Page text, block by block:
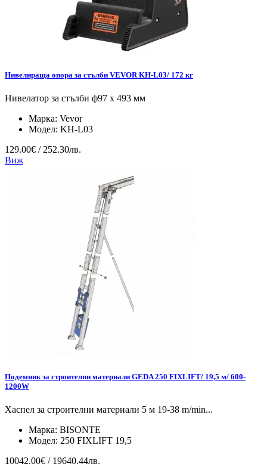
Нивелираща опора за стълби VEVOR KH-L03/ 172 кг
Нивелатор за стълби ф97 x 493 мм
Марка: Vevor
Модел: KH-L03
129.00€ / 252.30лв.
Виж
Подемник за строителни материали GEDA 250 FIXLIFT/ 19,5 м/ 600-
1200W
Хаспел за строителни материали 5 м 19-38 m/min...
Марка: BISONTE
Модел: 250 FIXLIFT 19,5
10042.00€ / 19640.44лв.